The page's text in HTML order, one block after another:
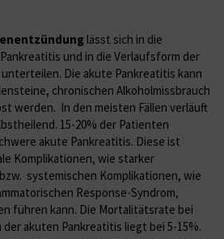
lässt sich in die
und in die Verlaufsform der
Die akute Pankreatitis kann
chronischen Alkoholmissbrauch
werden. In den meisten Fällen verläuft
15-20% der Patienten
akute Pankreatitis. Diese ist
Komplikationen, wie starker
systemischen Komplikationen, wie
Response-Syndrom,
führen kann. Die Mortalitätsrate bei
akuten Pankreatitis liegt bei 5-15%.